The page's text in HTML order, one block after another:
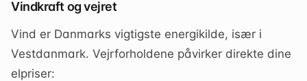
Vindkraft og vejret
Vind er Danmarks vigtigste energikilde, især i
Vestdanmark. Vejrforholdene påvirker direkte dine
elpriser: